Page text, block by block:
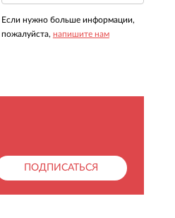
Если нужно больше информации,
пожалуйста, напишите нам
ПОДПИСАТЬСЯ